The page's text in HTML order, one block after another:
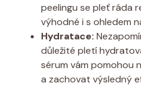
peelingu se‌ pleť ráda
výhodné i s ohledem
Hydratace:
důležité⁣ pletí
sérum ⁣vám pomohou
‌a zachovat výsledný